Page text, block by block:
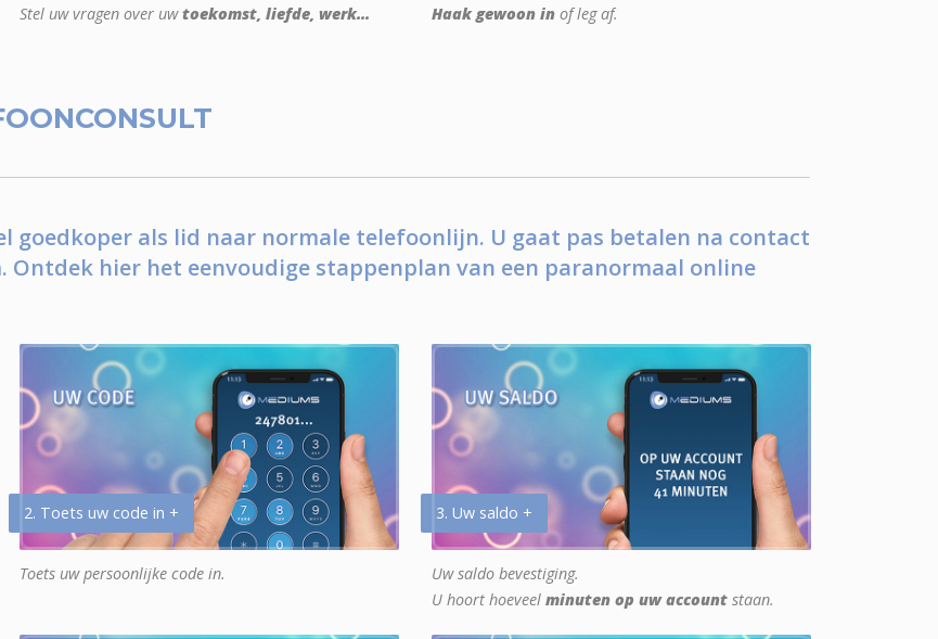
Stel uw vragen over uwtoekomst, liefde, werk...
Haak gewoon in of leg af.
goedkoper als lid naar normale telefoonlijn. U gaat pas betalen na contact
Ontdek hier het eenvoudige stappenplan van een paranormaal online
2. Toets uw code in +
Toets uw persoonlijke code in.
3. Uw saldo +
Uw saldo bevestiging.
U hoort hoeveel minuten op uw account staan.